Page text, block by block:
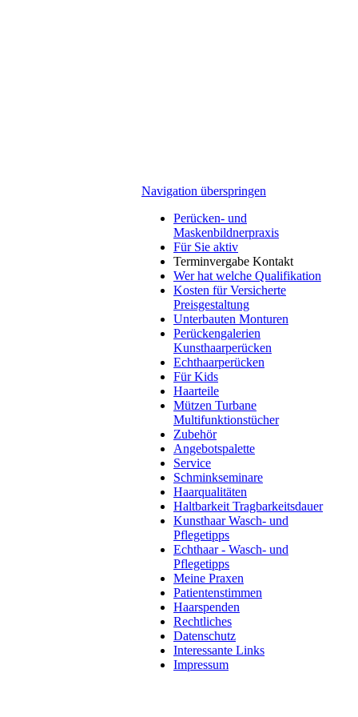
Navigation überspringen
Perücken- und
Maskenbildnerpraxis
Für Sie aktiv
Terminvergabe Kontakt
Wer hat welche Qualifikation
Kosten für Versicherte
Preisgestaltung
Unterbauten Monturen
Perückengalerien
Kunsthaarperücken
Echthaarperücken
Für Kids
Haarteile
Mützen Turbane
Multifunktionstücher
Zubehör
Angebotspalette
Service
Schminkseminare
Haarqualitäten
Haltbarkeit Tragbarkeitsdauer
Kunsthaar Wasch- und
Pflegetipps
Echthaar - Wasch- und
Pflegetipps
Meine Praxen
Patientenstimmen
Haarspenden
Rechtliches
Datenschutz
Interessante Links
Impressum